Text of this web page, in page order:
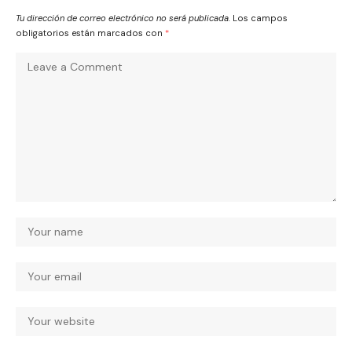
Tu dirección de correo electrónico no será publicada. Los campos
obligatorios están marcados con *